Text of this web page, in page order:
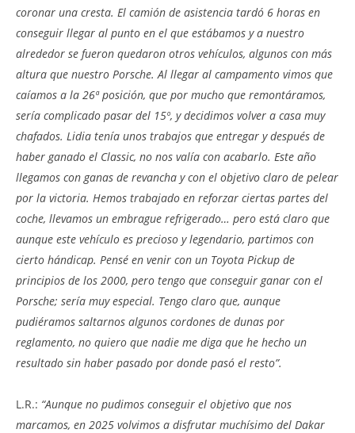
coronar una cresta. El camión de asistencia tardó 6 horas en
conseguir llegar al punto en el que estábamos y a nuestro
alrededor se fueron quedaron otros vehículos, algunos con más
altura que nuestro Porsche. Al llegar al campamento vimos que
caíamos a la 26ª posición, que por mucho que remontáramos,
sería complicado pasar del 15º, y decidimos volver a casa muy
chafados. Lidia tenía unos trabajos que entregar y después de
haber ganado el Classic, no nos valía con acabarlo. Este año
llegamos con ganas de revancha y con el objetivo claro de pelear
por la victoria. Hemos trabajado en reforzar ciertas partes del
coche, llevamos un embrague refrigerado… pero está claro que
aunque este vehículo es precioso y legendario, partimos con
cierto hándicap. Pensé en venir con un Toyota Pickup de
principios de los 2000, pero tengo que conseguir ganar con el
Porsche; sería muy especial. Tengo claro que, aunque
pudiéramos saltarnos algunos cordones de dunas por
reglamento, no quiero que nadie me diga que he hecho un
resultado sin haber pasado por donde pasó el resto”.
L.R.: “Aunque no pudimos conseguir el objetivo que nos
marcamos, en 2025 volvimos a disfrutar muchísimo del Dakar